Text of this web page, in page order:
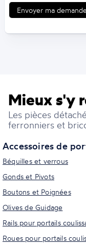
Envoyer ma demande
Mieux s'y
Les pièces
ferronniers et
Accessoires de
Béquilles et verrous
Gonds et Pivots
Boutons et Poignées
Olives de Guidage
Rails pour portails
Roues pour portails